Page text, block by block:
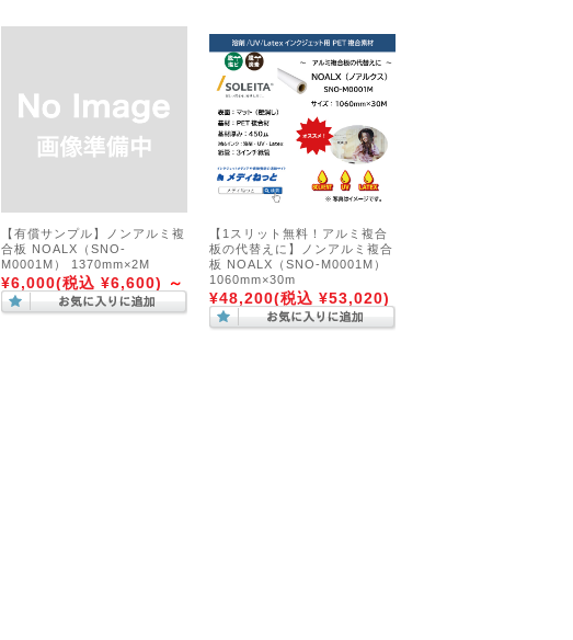
【有償サンプル】ノンアルミ複
合板 NOALX（SNO-
M0001M） 1370mm×2M
¥6,000(税込 ¥6,600) ～
【1スリット無料！アルミ複合
板の代替えに】ノンアルミ複合
板 NOALX（SNO-M0001M）
1060mm×30m
¥48,200(税込 ¥53,020)